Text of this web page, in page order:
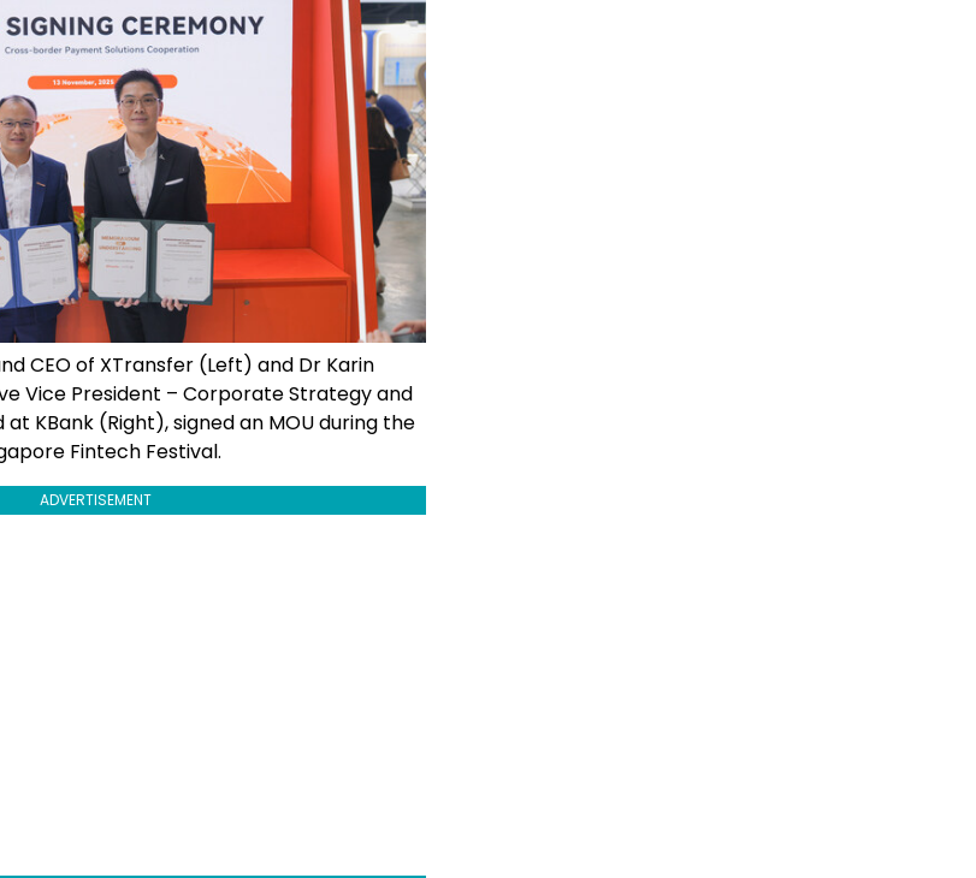
CEO of XTransfer (Left) and Dr Karin
Vice President – Corporate Strategy and
at KBank (Right), signed an MOU during the
Fintech Festival.
ADVERTISEMENT